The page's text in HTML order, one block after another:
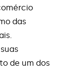
das
de um dos